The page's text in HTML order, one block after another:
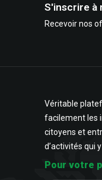
S'inscrire à
Recevoir nos
Véritable
facilement les
citoyens et
d’activités qui
Pour votre